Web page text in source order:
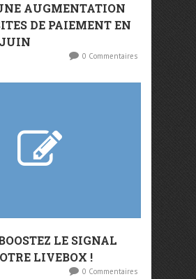
AUGMENTATION
DE PAIEMENT EN
0 Commentaires
LE SIGNAL
LIVEBOX !
0 Commentaires